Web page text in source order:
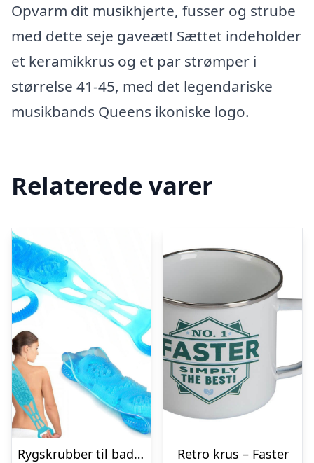
Opvarm dit musikhjerte, fusser og strube
med dette seje gaveæt! Sættet indeholder
et keramikkrus og et par strømper i
størrelse 41-45, med det legendariske
musikbands Queens ikoniske logo.
Relaterede varer
Rygskrubber til badet – massage og kropvask
Retro krus – Faster